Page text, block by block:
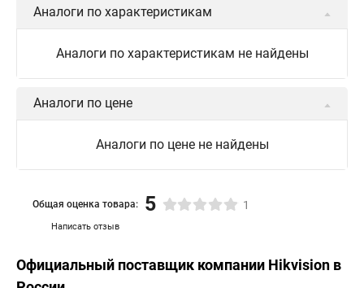
Аналоги по характеристикам
Аналоги по характеристикам не найдены
Аналоги по цене
Аналоги по цене не найдены
Написать отзыв
Общая оценка товара: 5 1
Официальный поставщик компании Hikvision в